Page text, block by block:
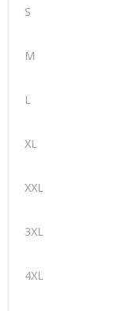
S
M
L
XL
XXL
3XL
4XL